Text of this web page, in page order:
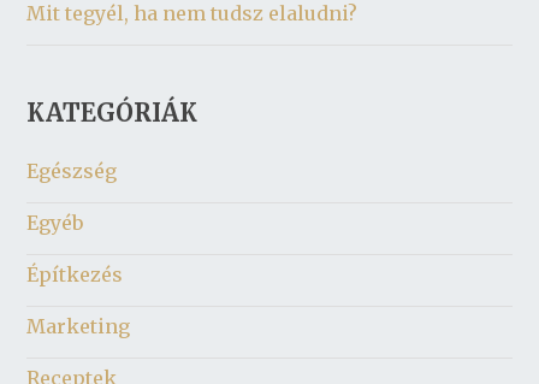
Mit tegyél, ha nem tudsz elaludni?
KATEGÓRIÁK
Egészség
Egyéb
Építkezés
Marketing
Receptek